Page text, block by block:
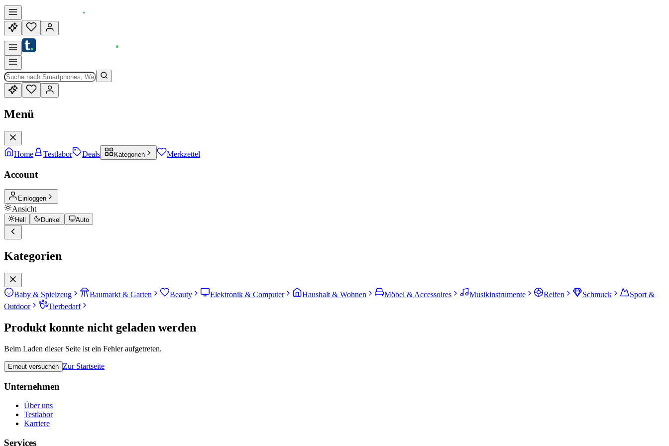
Menü
Home Testlabor Deals Kategorien Merkzettel
Account
Einloggen
Ansicht
Hell Dunkel Auto
Kategorien
Baby & Spielzeug Baumarkt & Garten Beauty Elektronik & Computer Haushalt & Wohnen Möbel & Accessoires Musikinstrumente Reifen Schmuck
Sport &
Outdoor
Tierbedarf
Produkt konnte nicht geladen werden
Beim Laden dieser Seite ist ein Fehler aufgetreten.
Erneut versuchen Zur Startseite
Unternehmen
Über uns
Testlabor
Karriere
Services